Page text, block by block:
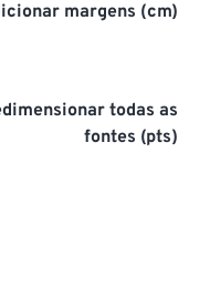
margens (cm)
todas as
fontes (pts)